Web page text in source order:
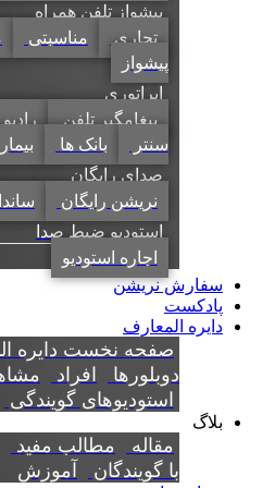
پیشواز تلفن همراه
تجاری
مناسبتی
پیشواز
اپراتوری
پیغامگیر تلفن
سنتر
بانک ها
صدای رایگان
نریشن رایگان
استودیو ضبط صدا
اجاره استودیو
سفارش نریشن
پادکست
دایره المعارف
صفحه نخست دایره
دوبلورها
افراد
استودیوهای گویندگی
بلاگ
مقاله مطالب مفید
با گویندگان
آموزش